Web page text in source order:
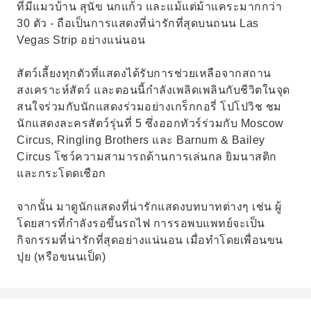
ที่มีแมวบ้าน สุนัข นกแก้ว และแม้แต่ม้าแคระมากกว่า
30 ตัว - ถือเป็นการแสดงที่น่ารักที่สุดบนถนน Las
Vegas Strip อย่างแน่นอน
สัตว์เลี้ยงทุกตัวที่แสดงได้รับการช่วยเหลือจากสถาน
สงเคราะห์สัตว์ และตอนนี้กำลังเพลิดเพลินกับชีวิตในจุด
สนใจร่วมกับนักแสดงร่วมอย่างเกร็กกอรี่ โปโปวิช ชม
นักแสดงละครสัตว์รุ่นที่ 5 ซึ่งออกทัวร์ร่วมกับ Moscow
Circus, Ringling Brothers และ Barnum & Bailey
Circus โชว์ความสามารถด้านการเล่นกล ยิมนาสติก
และกระโดดเชือก
จากนั้น มาดูนักแสดงที่น่ารักแสดงบทบาทต่างๆ เช่น ผู้
โดยสารที่กำลังรอขึ้นรถไฟ การรอพบแพทย์จะเป็น
กิจกรรมที่น่ารักที่สุดอย่างแน่นอน เมื่อทำโดยเพื่อนขน
ปุย (หรือขนนเป็ด)